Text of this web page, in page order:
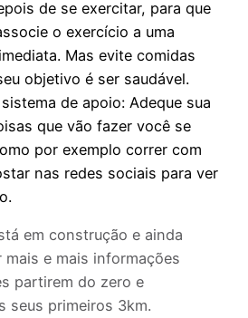
de se exercitar, para que
o exercício a uma
Mas evite comidas
objetivo é ser saudável.
de apoio: Adeque sua
que vão fazer você se
por exemplo correr com
nas redes sociais para ver
em construção e ainda
mais e mais informações
partirem do zero e
seus primeiros 3km.